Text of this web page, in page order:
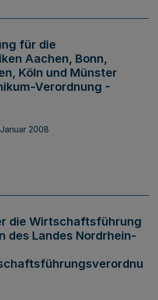
für die
Aachen, Bonn,
Köln und Münster
Verordnung -
2008
die Wirtschaftsführung
des Landes Nordrhein-